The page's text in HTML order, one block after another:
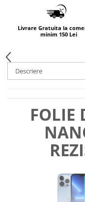
Livrare Gratuita la
minim 150 Lei
Descriere
FOLIE